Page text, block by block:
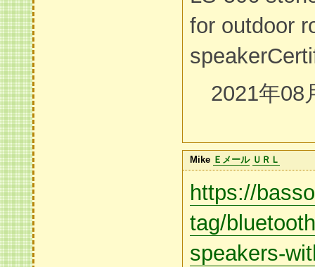
for outdoor
2021年08
Mike Ｅメール ＵＲＬ
https://
tag/
speakers-